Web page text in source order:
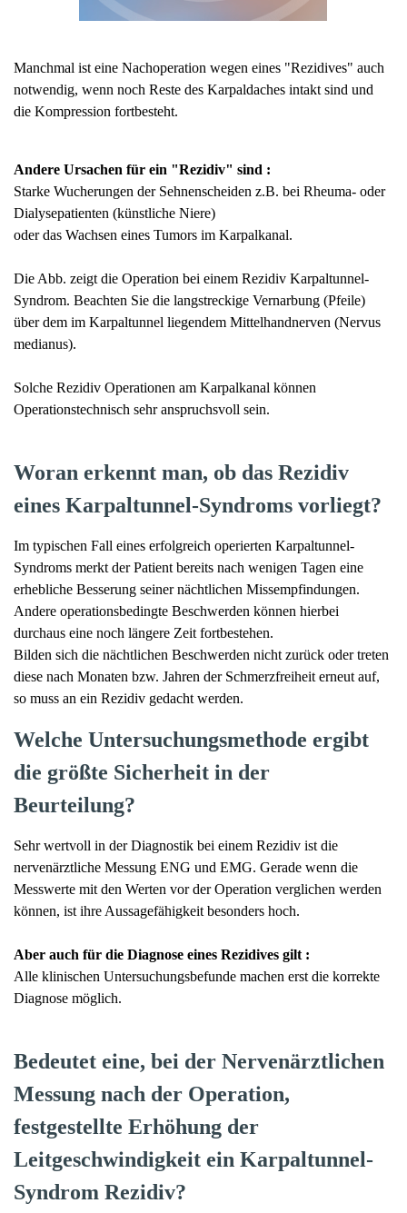
Manchmal ist eine Nachoperation wegen eines "Rezidives" auch
notwendig, wenn noch Reste des Karpaldaches intakt sind und
die Kompression fortbesteht.
Andere Ursachen für ein "Rezidiv" sind :
Starke Wucherungen der Sehnenscheiden z.B. bei Rheuma- oder
Dialysepatienten (künstliche Niere)
oder das Wachsen eines Tumors im Karpalkanal.
Die Abb. zeigt die Operation bei einem Rezidiv Karpaltunnel-
Syndrom. Beachten Sie die langstreckige Vernarbung (Pfeile)
über dem im Karpaltunnel liegendem Mittelhandnerven (Nervus
medianus).
Solche Rezidiv Operationen am Karpalkanal können
Operationstechnisch sehr anspruchsvoll sein.
Woran erkennt man, ob das Rezidiv
eines Karpaltunnel-Syndroms vorliegt?
Im typischen Fall eines erfolgreich operierten Karpaltunnel-
Syndroms merkt der Patient bereits nach wenigen Tagen eine
erhebliche Besserung seiner nächtlichen Missempfindungen.
Andere operationsbedingte Beschwerden können hierbei
durchaus eine noch längere Zeit fortbestehen.
Bilden sich die nächtlichen Beschwerden nicht zurück oder treten
diese nach Monaten bzw. Jahren der Schmerzfreiheit erneut auf,
so muss an ein Rezidiv gedacht werden.
Welche Untersuchungsmethode ergibt
die größte Sicherheit in der
Beurteilung?
Sehr wertvoll in der Diagnostik bei einem Rezidiv ist die
nervenärztliche Messung ENG und EMG. Gerade wenn die
Messwerte mit den Werten vor der Operation verglichen werden
können, ist ihre Aussagefähigkeit besonders hoch.
Aber auch für die Diagnose eines Rezidives gilt :
Alle klinischen Untersuchungsbefunde machen erst die korrekte
Diagnose möglich.
Bedeutet eine, bei der Nervenärztlichen
Messung nach der Operation,
festgestellte Erhöhung der
Leitgeschwindigkeit ein Karpaltunnel-
Syndrom Rezidiv?